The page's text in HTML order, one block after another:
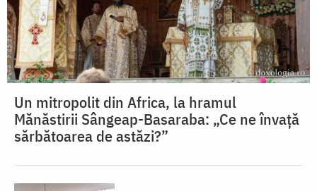
Un mitropolit din Africa, la hramul
Mănăstirii Sângeap-Basaraba: „Ce ne învață
sărbătoarea de astăzi?”